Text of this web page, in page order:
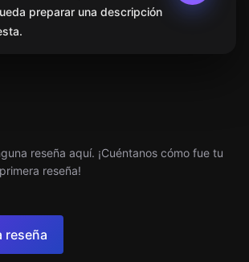
preparar una descripción
reseña aquí. ¡Cuéntanos cómo fue tu
reseña!
reseña